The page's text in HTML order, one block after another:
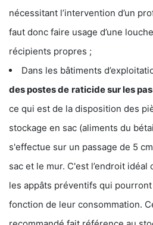
nécessitant l’intervention d’un
faut donc faire usage d’une
récipients propres ;
Dans les bâtiments
des postes de raticide sur les
ce qui est de la disposition des
stockage en sac (aliments du
s'effectue sur un passage de 5
sac et le mur. C'est l’endroit
les appâts préventifs qui
fonction de leur consommation.